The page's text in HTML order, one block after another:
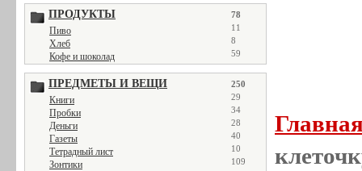
ПРОДУКТЫ 78
Пиво 11
Хлеб 8
Кофе и шоколад 59
ПРЕДМЕТЫ И ВЕЩИ 250
Книги 29
Пробки 34
Деньги 28
Газеты 40
Тетрадный лист 10
Зонтики 109